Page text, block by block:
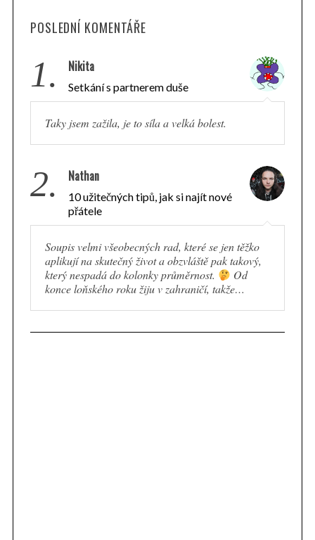
POSLEDNÍ KOMENTÁŘE
1. Nikita
Setkání s partnerem duše
Taky jsem zažila, je to síla a velká bolest.
2. Nathan
10 užitečných tipů, jak si najít nové
přátele
Soupis velmi všeobecných rad, které se jen těžko
aplikují na skutečný život a obzvláště pak takový,
který nespadá do kolonky průměrnost.
Od
konce loňského roku žiju v zahraničí, takže…